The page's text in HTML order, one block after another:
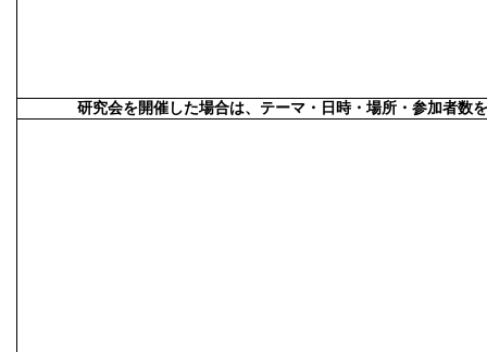
研究会を開催した場合は、テーマ・日時・場所・参加者数